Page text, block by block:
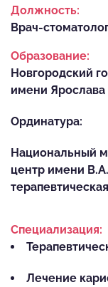
Должность:
Врач-
Образование:
Новгородский
имени
Ординатура:
Национальный
центр имени
Специализация:
Лечение